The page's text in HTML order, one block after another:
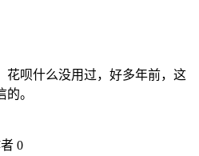
花呗什么没用过，好多年前，这
。
0